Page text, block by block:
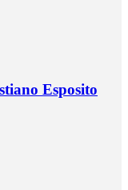
Esposito